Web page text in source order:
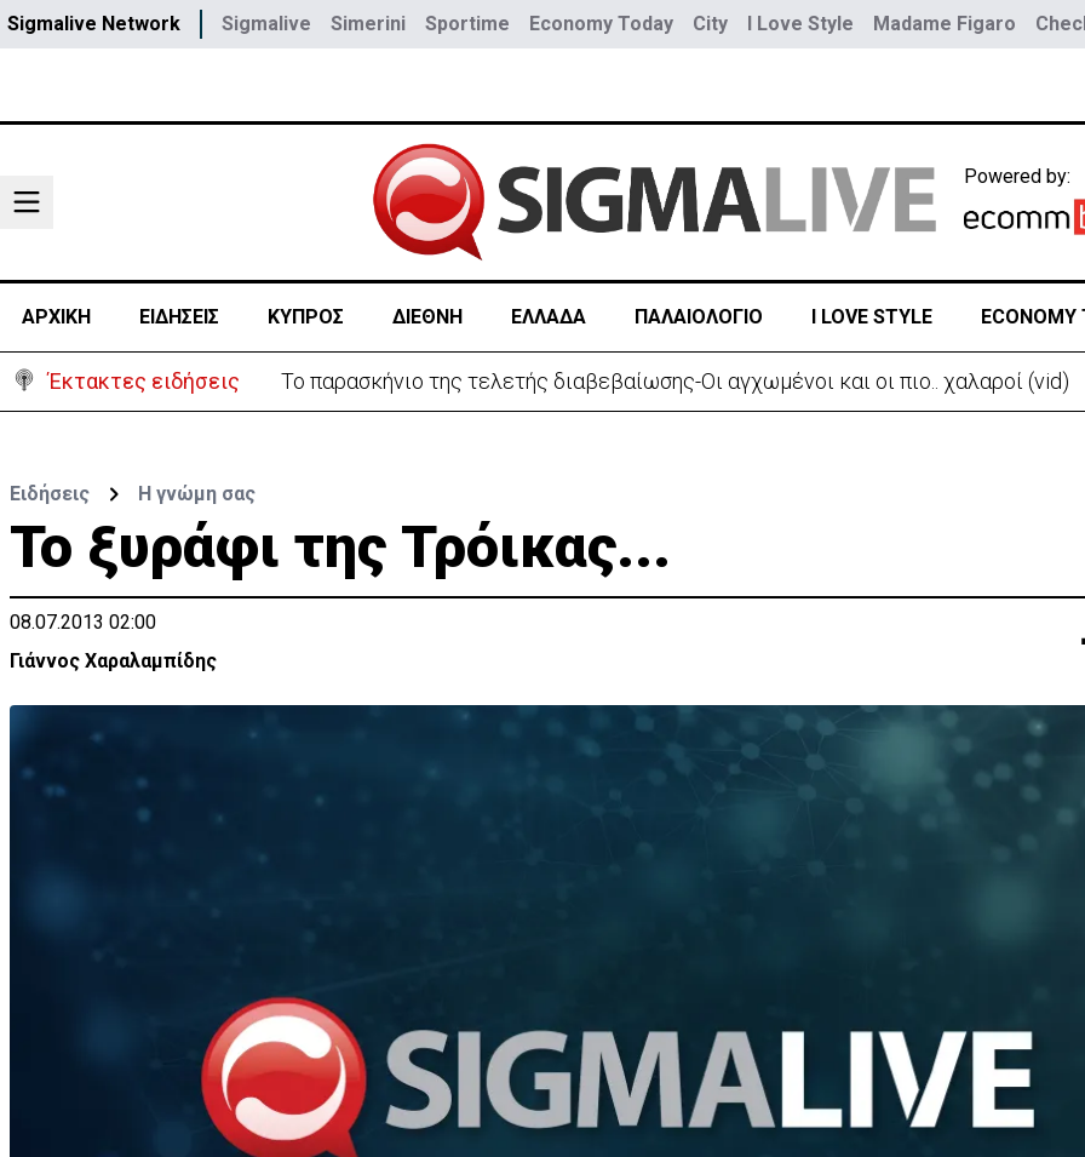
Sigmalive Network Sigmalive Simerini Sportime Economy Today City I Love Style Madame Figaro
Powered by:
ΑΡΧΙΚΗ ΕΙΔΗΣΕΙΣ ΚΥΠΡΟΣ ΔΙΕΘΝΗ ΕΛΛΑΔΑ ΠΑΛΑΙΟΛΟΓΙΟ I LOVE STYLE ECONOMY
Έκτακτες ειδήσεις Το παρασκήνιο της τελετής διαβεβαίωσης-Οι αγχωμένοι και οι πιο.. χαλαροί (vid)
Ειδήσεις H γνώμη σας
Το ξυράφι της Τρόικας...
08.07.2013 02:00
Γιάννος Χαραλαμπίδης